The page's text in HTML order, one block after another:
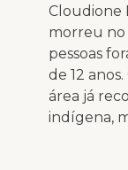
Cloudione
morreu no
pessoas
de 12
área já
indígena,